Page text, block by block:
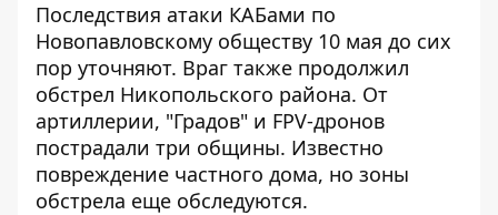
Последствия атаки КАБами по
Новопавловскому обществу 10 мая до сих
пор уточняют. Враг также продолжил
обстрел Никопольского района. От
артиллерии, "Градов" и FPV-дронов
пострадали три общины. Известно
повреждение частного дома, но зоны
обстрела еще обследуются.